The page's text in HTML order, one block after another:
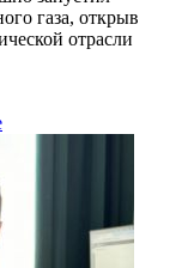
газа, открыв
отрасли